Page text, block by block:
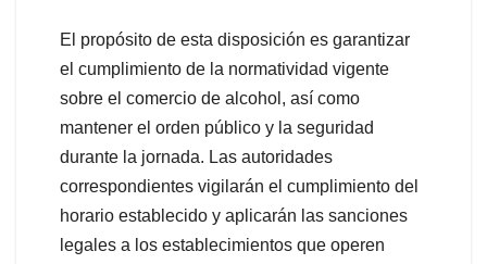
El propósito de esta disposición es garantizar
el cumplimiento de la normatividad vigente
sobre el comercio de alcohol, así como
mantener el orden público y la seguridad
durante la jornada. Las autoridades
correspondientes vigilarán el cumplimiento del
horario establecido y aplicarán las sanciones
legales a los establecimientos que operen